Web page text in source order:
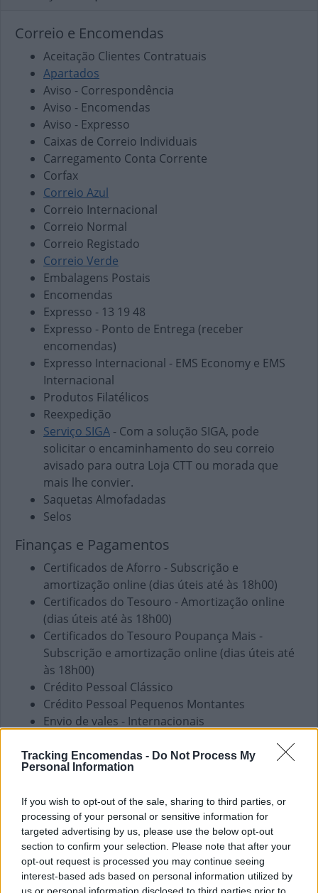
Tracking Encomendas - Do Not Process My
Personal Information
If you wish to opt-out of the sale, sharing to third parties, or
processing of your personal or sensitive information for
targeted advertising by us, please use the below opt-out
section to confirm your selection. Please note that after your
opt-out request is processed you may continue seeing
interest-based ads based on personal information utilized by
us or personal information disclosed to third parties prior to
Correio e Encomendas
Aceitação Clientes Contratuais
Apartados
Aviso - Correspondência
Aviso - Encomendas
Aviso - Expresso
Caixas de Correio Individuais
Carregamento Conta Corrente
Corfax
Correio Azul
Correio Internacional
Correio Normal
Correio Registado
Correio Verde
Embalagens Postais
Encomendas
Expresso - 13 19 48
Expresso - Ponto de Entrega (receber
encomendas)
Expresso Internacional - EMS Economy e EMS
Internacional
Produtos Filatélicos
Reexpedição
Serviço SIGA - Com a solução SIGA, pode
solicitar o encaminhamento do seu correio
avisado para outra Loja CTT ou morada que
mais lhe convier.
Saquetas Almofadadas
Selos
Finanças e Pagamentos
Certificados de Aforro - Subscrição e
amortização online (dias úteis até às 18h00)
Certificados do Tesouro - Amortização online
(dias úteis até às 18h00)
Certificados do Tesouro Poupança Mais -
Subscrição e amortização online (dias úteis até
às 18h00)
Crédito Pessoal Clássico
Crédito Pessoal Pequenos Montantes
Envio de vales - Internacionais
PPR
Pagamento de Coimas
Pagamento de Impostos
Pagamento de Portagens
Pagamento de Vales
Seguros Capitalização
Seguros Reais